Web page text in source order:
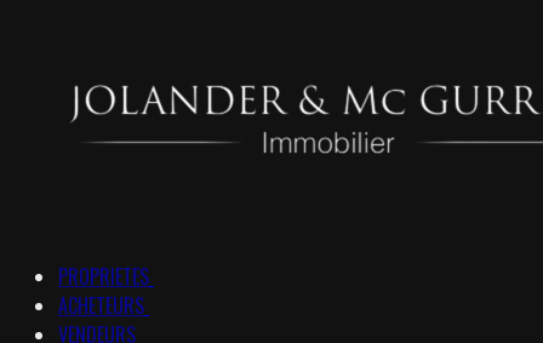
PROPRIETES
ACHETEURS
VENDEURS